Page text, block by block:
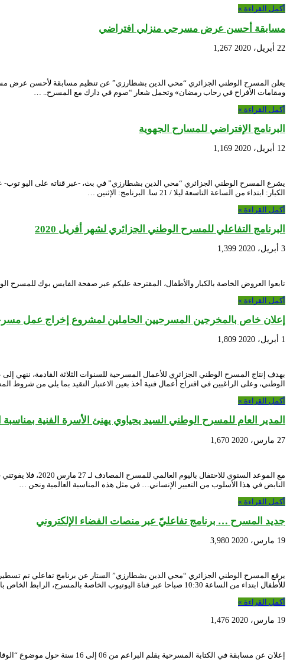
أكمل القراءة »
مسابقة أحسن عرض مسرحي منزلي افتراضي
22 أبريل، 2020 1,267
ومقامات الأفراح في رحاب رمضان» وتحمل شعار “صوم في دارك مع المسرح.. …
أكمل القراءة »
البرنامج الإفتراضي للمسارح الجهوية
12 أبريل، 2020 1,169
الكبار: ابتداء من الساعة التاسعة ليلا / 21 سا. البرنامج: الإثنين …
أكمل القراءة »
البرنامج التفاعلي للمسرح الوطني الجزائري لشهر أفريل 2020
3 أبريل، 2020 1,399
تابعوا العروض الخاصة بالكبار والأطفال، المقترحة عليكم عبر صفحة الفايس بوك
أكمل القراءة »
إعلان خاص بالمخرجين المسرحيين الحاملين لمشروع إخراج عمل
1 أبريل، 2020 1,809
بهدف إنتاج المسرح الوطني الجزائري للأعمال المسرحية للسنوات الثلاثة القادمة،
الوطني، وعلى الراغبين في اقتراح أعمال فنية أخذ بعين الاعتبار التقيد بما يلي من شروط
أكمل القراءة »
المدير العام للمسرح الوطني السيد يحياوي يهنئ الأسرة الفنية
27 مارس، 2020 1,670
مع الموعد
النابض في هذا الأسلوب من التعبير الإنساني… في مثل هذه المناسبة العالمية ونحن …
أكمل القراءة »
جديد المسرح … برنامج تفاعليّ عبر منصات الفضاء الإلكتروني
19 مارس، 2020 3,980
يرفع المسرح الوطني الجزائري “محي الدين بشطارزي” الستار عن برنامج تفاعلي تم
للأطفال ابتداء من الساعة 10:30 صباحا عبر قناة اليوتيوب الخاصة بالمسرح، الرابط الخاص بالقناة الرسمية إضافة إلى …
أكمل القراءة »
19 مارس، 2020 1,476